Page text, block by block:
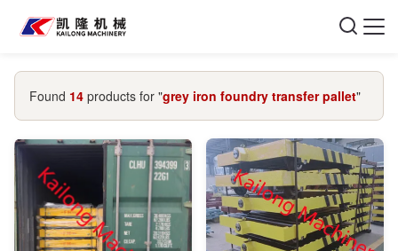
Found 14 products for "grey iron foundry transfer pallet"